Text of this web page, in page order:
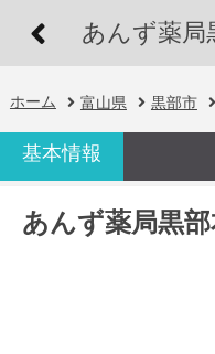
あんず薬局
ホーム 富山県 黒部市
基本情報
あんず薬局黒部